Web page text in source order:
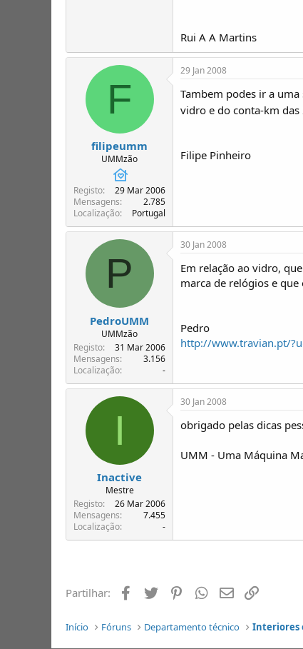
Rui A A Martins
F
filipeumm
UMMzão
Registo
29 Mar 2006
Mensagens
2.785
Localização
Portugal
29 Jan 2008
Tambem podes ir a
vidro e do conta-km das
Filipe Pinheiro
P
PedroUMM
UMMzão
Registo
31 Mar 2006
Mensagens
3.156
Localização
-
30 Jan 2008
Em relação ao vidro,
marca de relógios e que
Pedro
http://www.travian.pt/
I
Inactive
Mestre
Registo
26 Mar 2006
Mensagens
7.455
Localização
-
30 Jan 2008
obrigado pelas dicas
UMM - Uma Máquina
Partilhar: Facebook
Twitter PinterestWhatsapp
Email
Início Fóruns Departamento técnico Interiores